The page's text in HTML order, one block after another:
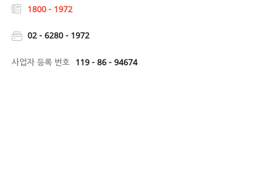
1800 - 1972
02 - 6280 - 1972
사업자 등록 번호 119 - 86 - 94674